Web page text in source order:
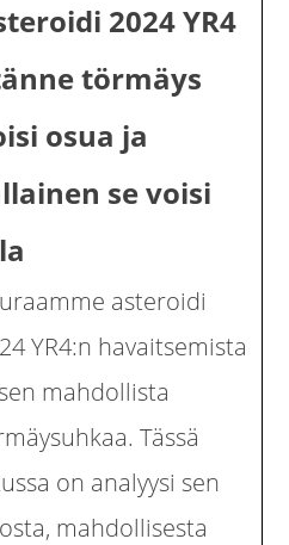
2024 YR4
törmäys
osua ja
se voisi
asteroidi
YR4:n havaitsemista
mahdollista
Tässä
on analyysi sen
mahdollisesta